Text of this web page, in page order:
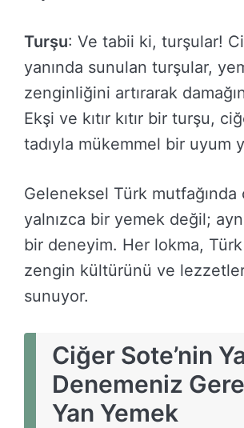
Turşu: Ve tabii ki, turşular!
yanında sunulan turşular,
zenginliğini artırarak
Ekşi ve kıtır kıtır bir turşu,
tadıyla mükemmel bir uyum
Geleneksel Türk mutfağında
yalnızca bir yemek değil;
bir deneyim. Her lokma, Türk
zengin kültürünü ve
sunuyor.
Ciğer Sote’nin
Denemeniz
Yan Yemek